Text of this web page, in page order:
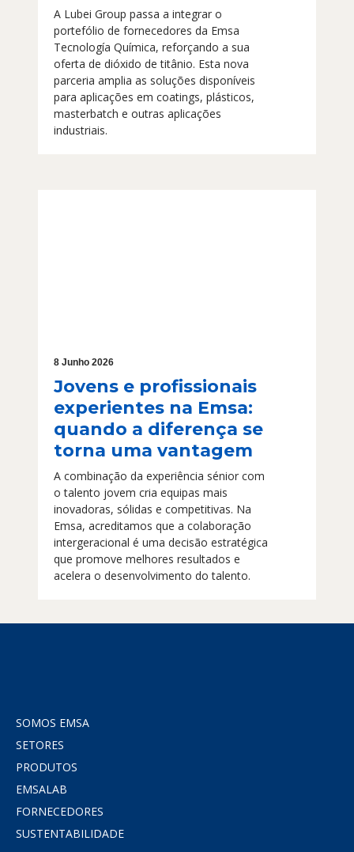
A Lubei Group passa a integrar o
portefólio de fornecedores da Emsa
Tecnología Química, reforçando a sua
oferta de dióxido de titânio. Esta nova
parceria amplia as soluções disponíveis
para aplicações em coatings, plásticos,
masterbatch e outras aplicações
industriais.
8 Junho 2026
Jovens e profissionais
experientes na Emsa:
quando a diferença se
torna uma vantagem
A combinação da experiência sénior com
o talento jovem cria equipas mais
inovadoras, sólidas e competitivas. Na
Emsa, acreditamos que a colaboração
intergeracional é uma decisão estratégica
que promove melhores resultados e
acelera o desenvolvimento do talento.
SOMOS EMSA
SETORES
PRODUTOS
EMSALAB
FORNECEDORES
SUSTENTABILIDADE